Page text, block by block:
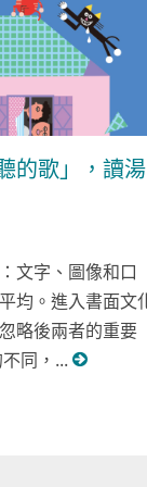
的歌」，讀湯
文字、圖像和口
均。進入書面文
略後兩者的重要
同，...